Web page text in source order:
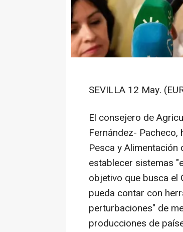
SEVILLA 12 May.
El consejero de
Fernández-
Pesca y
establecer sistemas
objetivo que busca el
pueda contar con
perturbaciones" de
producciones de